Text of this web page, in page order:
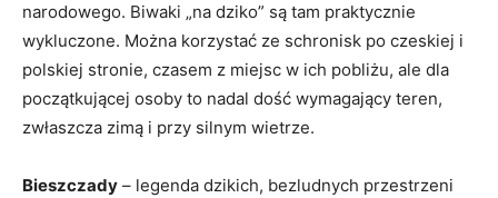
narodowego. Biwaki „na dziko” są tam praktycznie
wykluczone. Można korzystać ze schronisk po czeskiej i
polskiej stronie, czasem z miejsc w ich pobliżu, ale dla
początkującej osoby to nadal dość wymagający teren,
zwłaszcza zimą i przy silnym wietrze.
Bieszczady – legenda dzikich, bezludnych przestrzeni